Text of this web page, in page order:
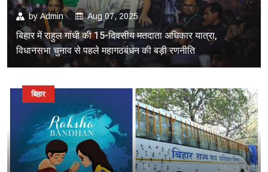
byAdmin Aug 07, 2025
बिहार में राहुल गांधी की 15-दिवसीय मतदाता अधिकार यात्रा,
विधानसभा चुनाव से पहले महागठबंधन की बड़ी रणनीति
बिहार